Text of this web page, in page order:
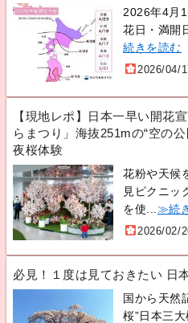
2026年4月
花日・満開
続きを読む
2026/04/
【現地レポ】日本一早い開花
らまつり」海抜251mの“空の
夜桜体験
花粉や天候
見ピクニッ
を使... ≫続
2026/02/
必見！１度は見ておきたい 日
国から天然
桜”日本三